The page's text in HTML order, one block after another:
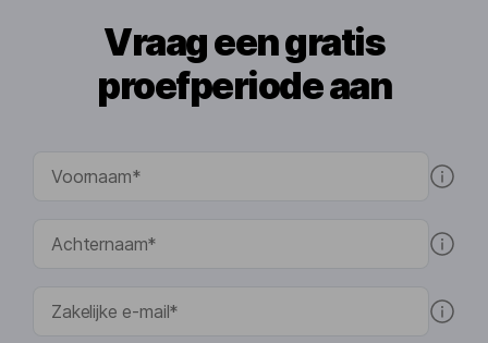
Vraag een gratis
proefperiode aan